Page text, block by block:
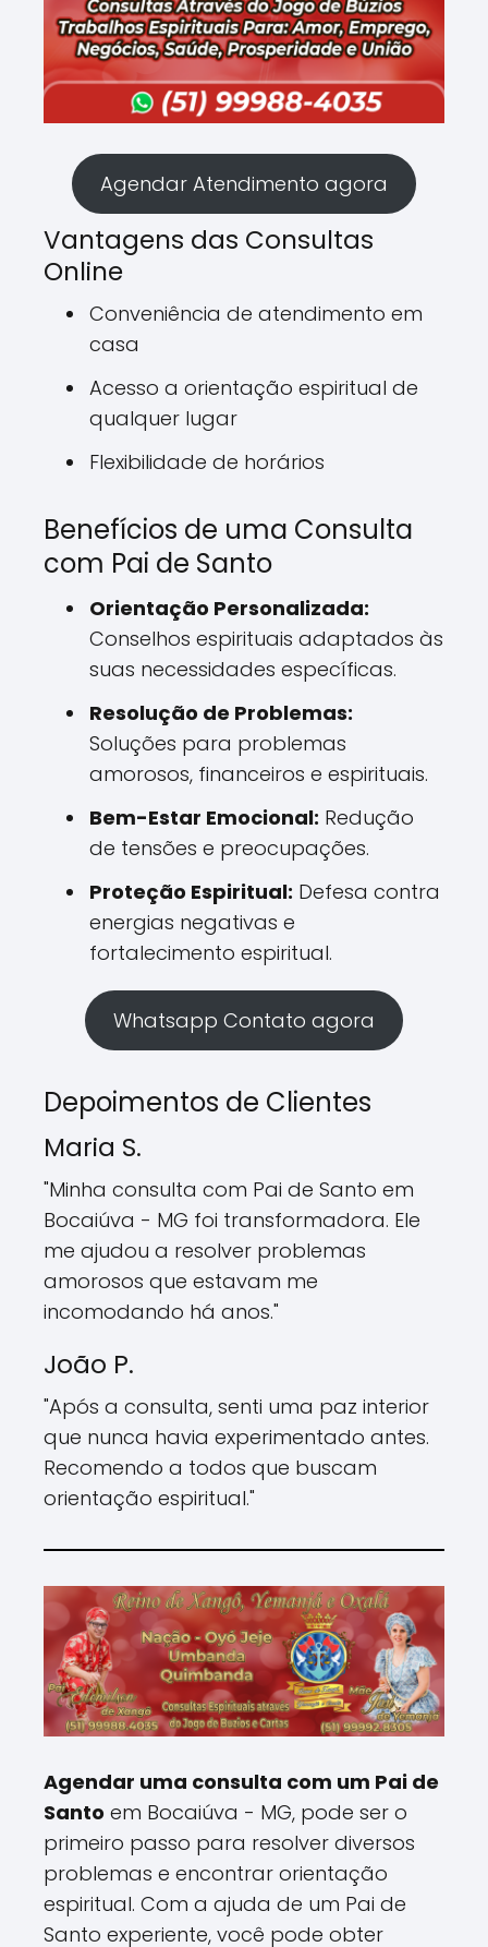
Agendar Atendimento agora
Vantagens das Consultas
Online
Conveniência de atendimento em
casa
Acesso a orientação espiritual de
qualquer lugar
Flexibilidade de horários
Benefícios de uma Consulta
com Pai de Santo
Orientação Personalizada:
Conselhos espirituais adaptados às
suas necessidades específicas.
Resolução de Problemas:
Soluções para problemas
amorosos, financeiros e espirituais.
Bem-Estar Emocional: Redução
de tensões e preocupações.
Proteção Espiritual: Defesa contra
energias negativas e
fortalecimento espiritual.
Whatsapp Contato agora
Depoimentos de Clientes
Maria S.
"Minha consulta com Pai de Santo em
Bocaiúva - MG foi transformadora. Ele
me ajudou a resolver problemas
amorosos que estavam me
incomodando há anos."
João P.
"Após a consulta, senti uma paz interior
que nunca havia experimentado antes.
Recomendo a todos que buscam
orientação espiritual."
Agendar uma consulta com um Pai de
Santo em Bocaiúva - MG, pode ser o
primeiro passo para resolver diversos
problemas e encontrar orientação
espiritual. Com a ajuda de um Pai de
Santo experiente, você pode obter